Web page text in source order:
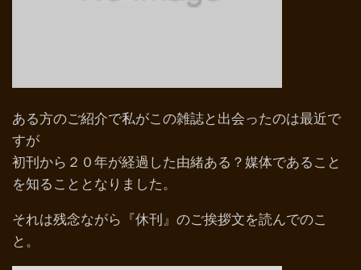
ある方のご紹介で私がこの雑誌と出会ったのは最近で
すが
初刊から２０年が経過した由緒ある？媒体であること
を知ることとなりました。
それは残念ながら『休刊』のご挨拶文を読んでのこ
と。